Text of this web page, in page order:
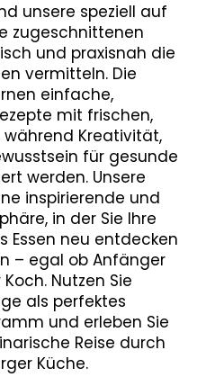
unsere speziell auf
zugeschnittenen
und praxisnah die
vermitteln. Die
einfache,
mit frischen,
Kreativität,
für gesunde
werden. Unsere
inspirierende und
in der Sie Ihre
Essen neu entdecken
– egal ob Anfänger
Nutzen Sie
als perfektes
und erleben Sie
Reise durch
Küche.